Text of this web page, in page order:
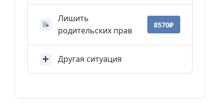
Лишить
родительских прав
8570₽
Другая ситуация